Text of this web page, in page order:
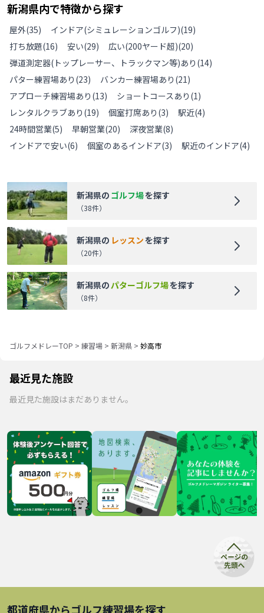
新潟県内で特徴から探す
屋外(35) インドア(シミュレーションゴルフ)(19)
打ち放題(16) 安い(29) 広い(200ヤード超)(20)
弾道測定器(トップレーサー、トラックマン等)あり (14)
パター練習場あり (23) バンカー練習場あり (21)
アプローチ練習場あり (13) ショートコースあり (1)
レンタルクラブあり (19) 個室打席あり (3) 駅近(4)
24時間営業(5) 早朝営業(20) 深夜営業(8)
インドアで安い(6) 個室のあるインドア(3) 駅近のインドア(4)
新潟県の ゴルフ場を探す
（38件）
新潟県の レッスンを探す
（20件）
新潟県のパターゴルフ場を探す
（8件）
ゴルフメドレーTOP > 練習場 > 新潟県 > 妙高市
最近見た施設
最近見た施設はまだありません。
都道府県からゴルフ練習場を探す